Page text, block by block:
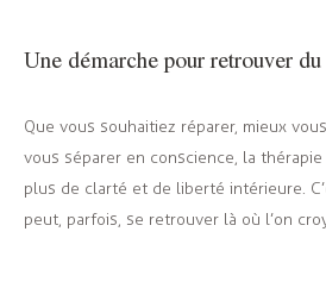
Une démarche pour retrouver
Que vous souhaitiez réparer, mieux
vous séparer en conscience, la
plus de clarté et de liberté intérieure.
peut, parfois, se retrouver là où l’on